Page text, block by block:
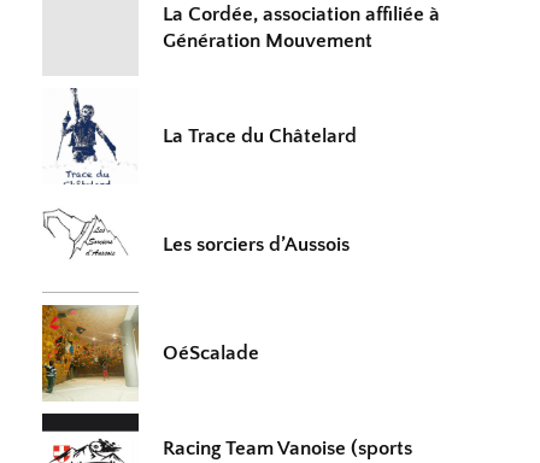
La Cordée, association affiliée à
Génération Mouvement
La Trace du Châtelard
Les sorciers d’Aussois
OéScalade
Racing Team Vanoise (sports